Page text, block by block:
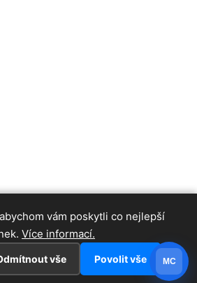
vám poskytli co nejlepší
Více informací.
vše Povolit vše MC